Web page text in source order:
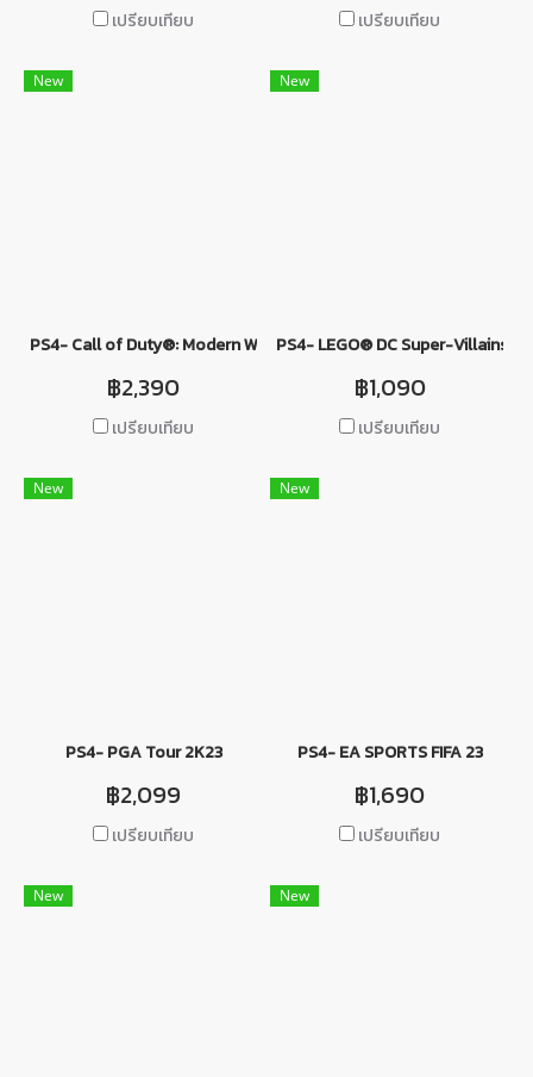
เปรียบเทียบ เปรียบเทียบ
New
PS4- Call of Duty®: Modern Warfare® II
฿2,390
เปรียบเทียบ
New
PS4- LEGO® DC Super-Villains
฿1,090
เปรียบเทียบ
New
PS4- PGA Tour 2K23
฿2,099
เปรียบเทียบ
New
PS4- EA SPORTS FIFA 23
฿1,690
เปรียบเทียบ
New New